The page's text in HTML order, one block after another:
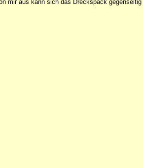
mir aus kann sich das Dreckspack gegenseitig